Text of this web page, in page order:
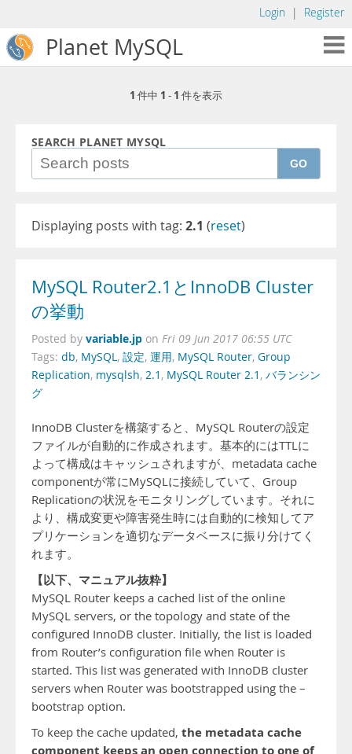
Login | Register
Planet MySQL
1 件中 1 - 1 件を表示
SEARCH PLANET MYSQL
GO
Displaying posts with tag: 2.1 (reset)
MySQL Router2.1とInnoDB Cluster
の挙動
Posted by variable.jp on Fri 09 Jun 2017 06:55 UTC
Tags: db, MySQL, 設定, 運用, MySQL Router, Group
Replication, mysqlsh, 2.1 , MySQL Router 2.1 , バランシン
グ
InnoDB Clusterを構築すると、MySQL Routerの設定
ファイルが自動的に作成されます。基本的にはTTLに
よって構成はキャッシュされますが、metadata cache
componentが常にMySQLに接続していて、Group
Replicationの状況をモニタリングしています。それに
より、構成変更や障害発生時には自動的に検知してア
プリケーションを適切なデータベースに振り分けてく
れます。
【以下、マニュアル抜粋】
MySQL Router keeps a cached list of the online
MySQL servers, or the topology and state of the
configured InnoDB cluster. Initially, the list is loaded
from Router’s configuration file when Router is
started. This list was generated with InnoDB cluster
servers when Router was bootstrapped using the –
bootstrap option.
To keep the cache updated, the metadata cache
component keeps an open connection to one of